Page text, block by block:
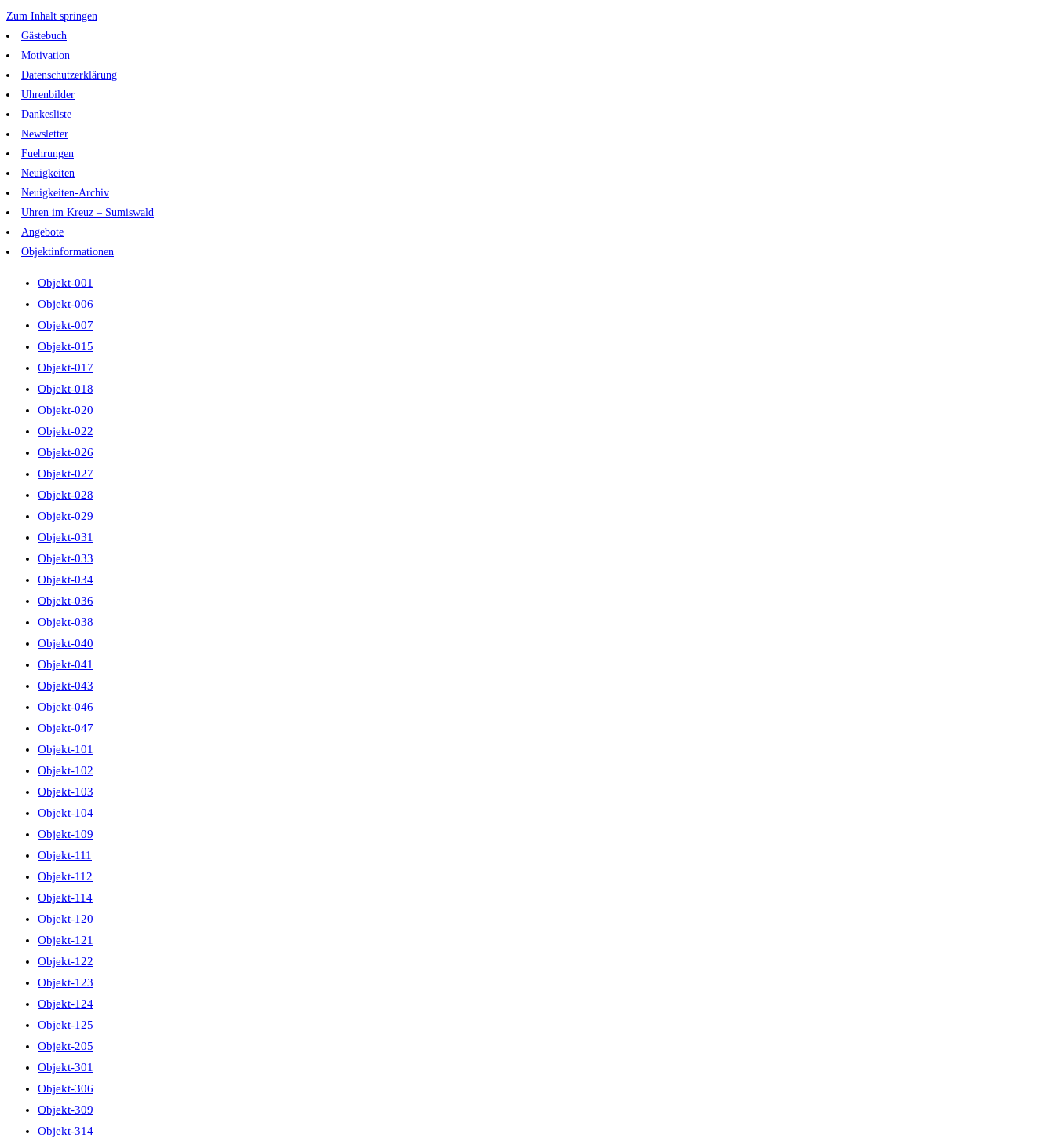
Zum Inhalt springen
Gästebuch
Motivation
Datenschutzerklärung
Uhrenbilder
Dankesliste
Newsletter
Fuehrungen
Neuigkeiten
Neuigkeiten-Archiv
Uhren im Kreuz – Sumiswald
Angebote
Objektinformationen
Objekt-001
Objekt-006
Objekt-007
Objekt-015
Objekt-017
Objekt-018
Objekt-020
Objekt-022
Objekt-026
Objekt-027
Objekt-028
Objekt-029
Objekt-031
Objekt-033
Objekt-034
Objekt-036
Objekt-038
Objekt-040
Objekt-041
Objekt-043
Objekt-046
Objekt-047
Objekt-101
Objekt-102
Objekt-103
Objekt-104
Objekt-109
Objekt-111
Objekt-112
Objekt-114
Objekt-120
Objekt-121
Objekt-122
Objekt-123
Objekt-124
Objekt-125
Objekt-205
Objekt-301
Objekt-306
Objekt-309
Objekt-314